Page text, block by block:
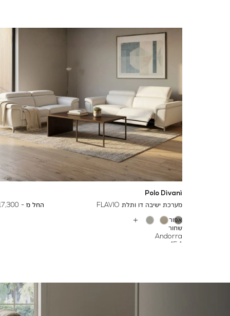
Polo Divani
מערכת ישיבה דו ותלת FLAVIO
החל מ - ₪ To
29,000 ₪
אפור
שחור
Andorra
454